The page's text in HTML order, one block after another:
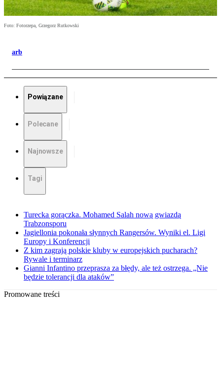
Foto: Fotorzepa, Grzegorz Rutkowski
arb
Powiązane
Polecane
Najnowsze
Tagi
Turecka gorączka. Mohamed Salah nową gwiazdą
Trabzonsporu
Jagiellonia pokonała słynnych Rangersów. Wyniki el. Ligi
Europy i Konferencji
Z kim zagrają polskie kluby w europejskich pucharach?
Rywale i terminarz
Gianni Infantino przeprasza za błędy, ale też ostrzega. „Nie
będzie tolerancji dla ataków”
Promowane treści